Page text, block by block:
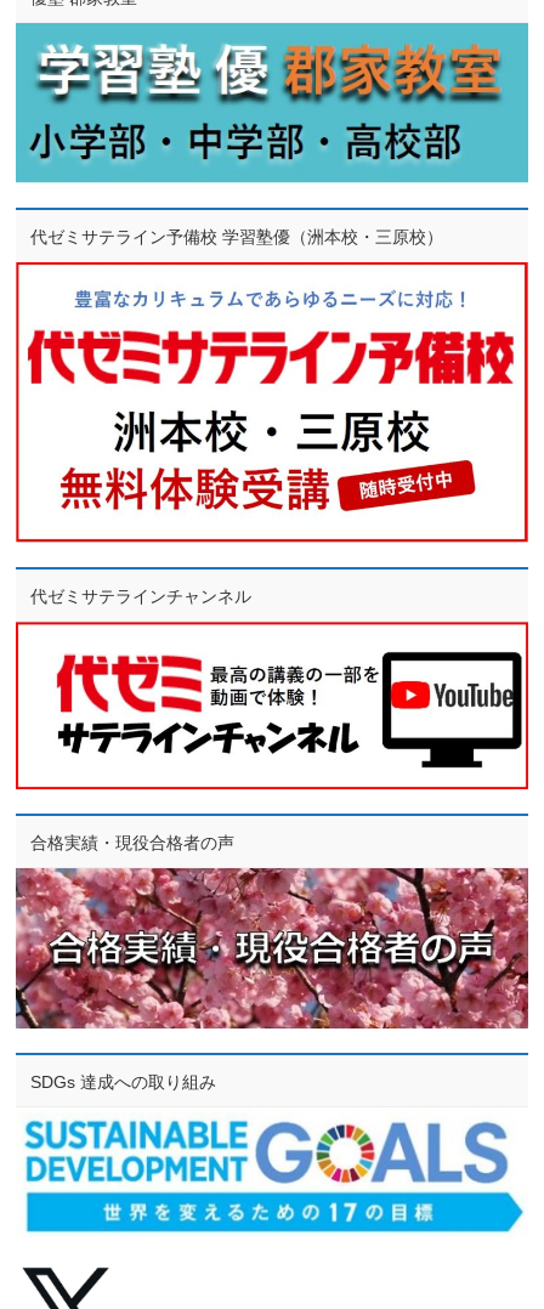
代ゼミサテライン予備校 学習塾優（洲本校・三原校）
代ゼミサテラインチャンネル
合格実績・現役合格者の声
SDGs 達成への取り組み